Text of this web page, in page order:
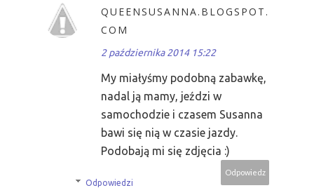
QUEENSUSANNA.BLOGSPOT.
COM
2 października 2014 15:22
My miałyśmy podobną zabawkę,
nadal ją mamy, jeździ w
samochodzie i czasem Susanna
bawi się nią w czasie jazdy.
Podobają mi się zdjęcia :)
Odpowiedz
Odpowiedzi